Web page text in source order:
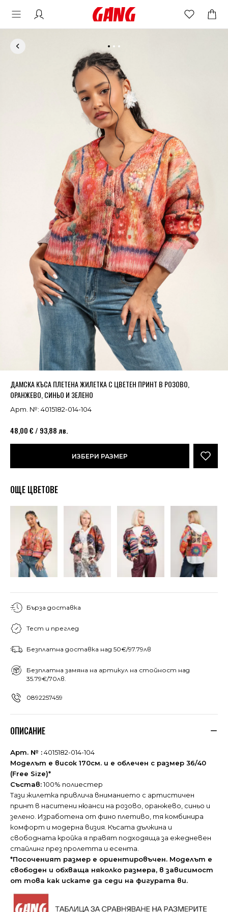
ДАМСКА КЪСА ПЛЕТЕНА ЖИЛЕТКА С ЦВЕТЕН ПРИНТ В РОЗОВО,
ОРАНЖЕВО, СИНЬО И ЗЕЛЕНО
Арт. №: 4015182-014-104
48,00 € / 93,88 лв.
ИЗБЕРИ РАЗМЕР
ОЩЕ ЦВЕТОВЕ
Бърза доставка
Тест и преглед
Безплатна доставка над 50€/97.79лв
Безплатна замяна на артикул на стойност над
35.79€/70лв.
0892257459
ОПИСАНИЕ
Арт. № :4015182-014-104
Моделът е висок 170см. и е облечен с размер 36/40
(Free Size)*
Състав:100% полиестер
Тази жилетка привлича вниманието с артистичен
принт в наситени нюанси на розово, оранжево, синьо и
зелено. Изработена от фино плетиво, тя комбинира
комфорт и модерна визия. Късата дължина и
свободната кройка я правят подходяща за ежедневен
стайлинг през пролетта и есента.
*Посоченият размер е ориентировъчен. Моделът е
свободен и обхваща няколко размера, в зависимост
от това как искате да седи на фигурата ви.